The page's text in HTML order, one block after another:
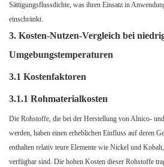
Sättigungsflussdichte, was ihren Einsatz in
einschränkt.
3. Kosten-Nutzen-Vergleich bei
Umgebungstemperaturen
3.1 Kostenfaktoren
3.1.1 Rohmaterialkosten
Die Rohstoffe, die bei der Herstellung von Alnico-
werden, haben einen erheblichen Einfluss auf deren
enthalten relativ teure Elemente wie Nickel und
verfügbar sind. Die hohen Kosten dieser Rohstoffe